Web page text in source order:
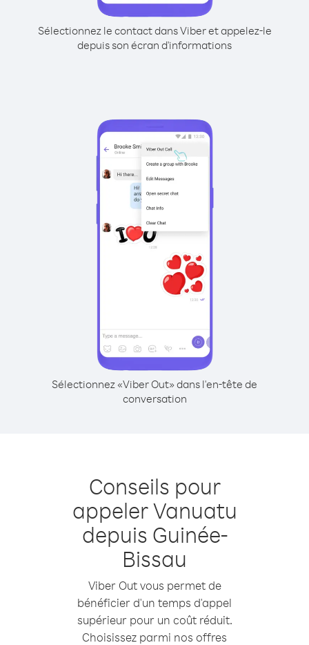
Sélectionnez le contact dans Viber et appelez-le
depuis son écran d'informations
Sélectionnez «Viber Out» dans l'en-tête de
conversation
Conseils pour
appeler Vanuatu
depuis Guinée-
Bissau
Viber Out vous permet de
bénéficier d'un temps d'appel
supérieur pour un coût réduit.
Choisissez parmi nos offres